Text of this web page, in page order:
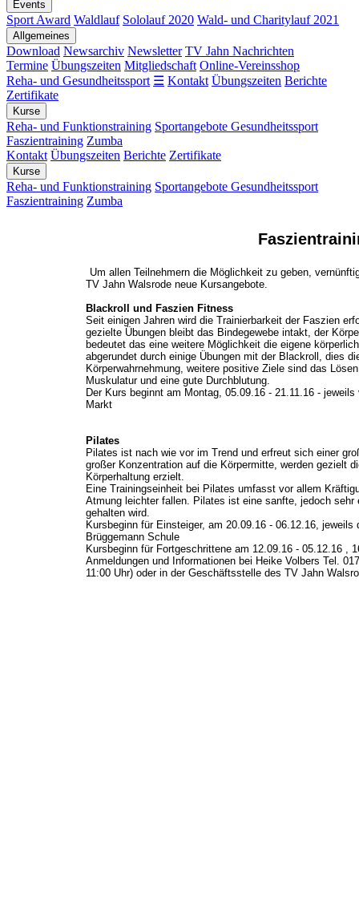
Events
Sport Award Waldlauf Sololauf 2020 Wald- und Charitylauf 2021
Allgemeines
Download Newsarchiv Newsletter TV Jahn Nachrichten
Termine Übungszeiten Mitgliedschaft Online-Vereinsshop
Reha- und Gesundheitssport ☰ Kontakt Übungszeiten Berichte
Zertifikate
Kurse
Reha- und Funktionstraining Sportangebote Gesundheitssport
Faszientraining Zumba
Kontakt Übungszeiten Berichte Zertifikate
Kurse
Reha- und Funktionstraining Sportangebote Gesundheitssport
Faszientraining Zumba